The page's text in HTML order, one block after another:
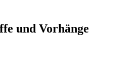
und Vorhänge